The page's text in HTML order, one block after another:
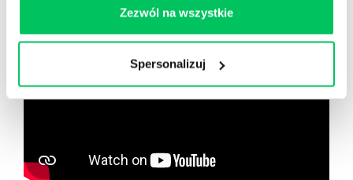
Zezwól na wszystkie
Spersonalizuj